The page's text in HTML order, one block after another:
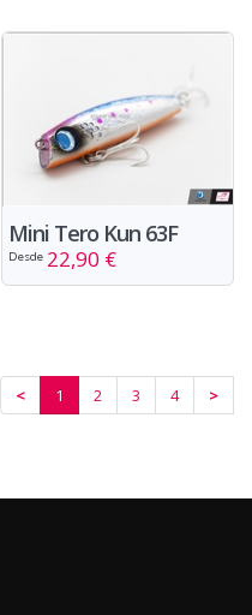
Mini Tero Kun 63F
Desde 22,90 €
< 1 2 3 4 >